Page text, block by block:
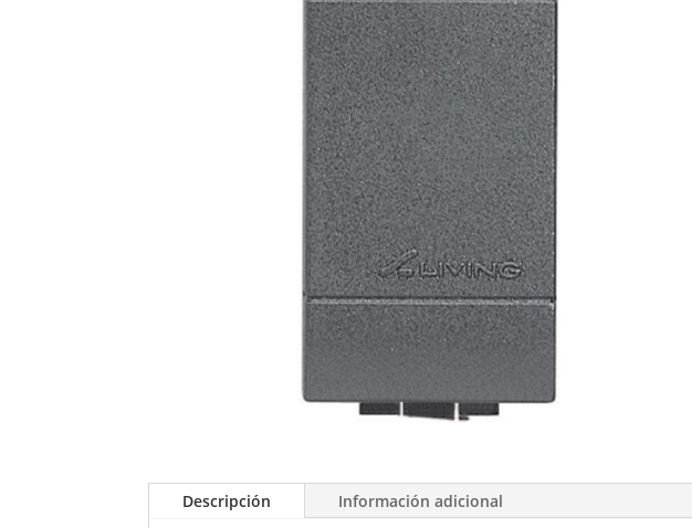
Descripción Información adicional